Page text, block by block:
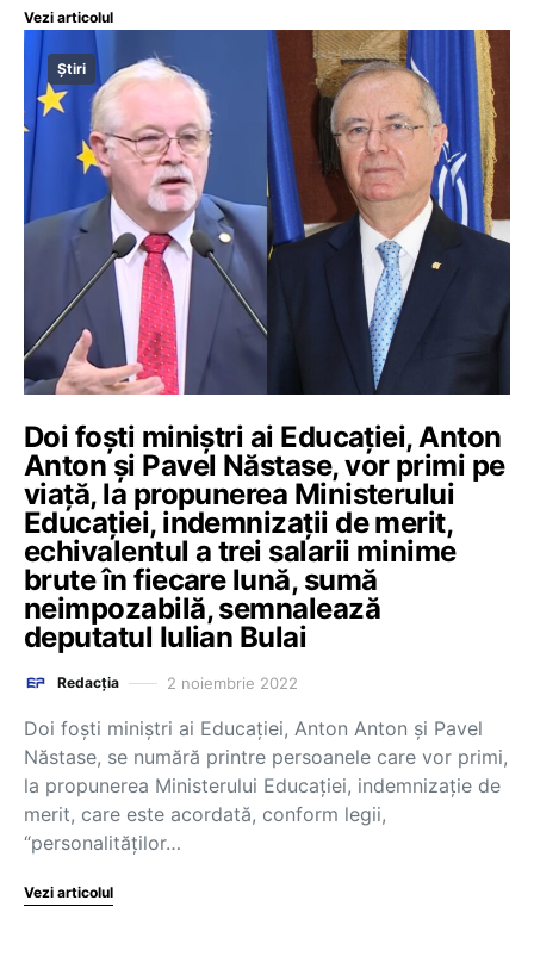
Vezi articolul
Știri
Doi foști miniștri ai Educației, Anton
Anton și Pavel Năstase, vor primi pe
viață, la propunerea Ministerului
Educației, indemnizații de merit,
echivalentul a trei salarii minime
brute în fiecare lună, sumă
neimpozabilă, semnalează
deputatul Iulian Bulai
Redacția 2 noiembrie 2022
Doi foști miniștri ai Educației, Anton Anton și Pavel
Năstase, se numără printre persoanele care vor primi,
la propunerea Ministerului Educației, indemnizație de
merit, care este acordată, conform legii,
“personalităților…
Vezi articolul